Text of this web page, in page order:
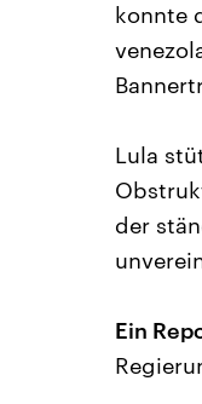
konnte
Lula
der
Ein